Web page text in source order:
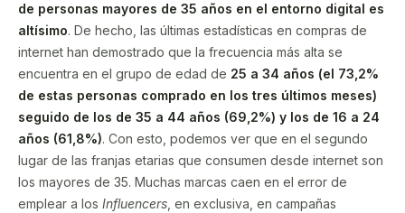
de personas mayores de 35 años en el entorno digital es
altísimo. De hecho, las últimas estadísticas en compras de
internet han demostrado que la frecuencia más alta se
encuentra en el grupo de edad de 25 a 34 años (el 73,2%
de estas personas comprado en los tres últimos meses)
seguido de los de 35 a 44 años (69,2%) y los de 16 a 24
años (61,8%). Con esto, podemos ver que en el segundo
lugar de las franjas etarias que consumen desde internet son
los mayores de 35. Muchas marcas caen en el error de
emplear a los Influencers , en exclusiva, en campañas